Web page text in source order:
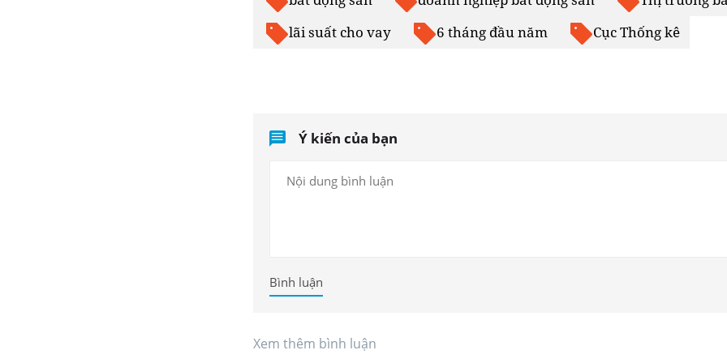
lãi suất cho vay
6 tháng đầu năm Cục Thống kê
Ý kiến của bạn
Bình luận
Xem thêm bình luận